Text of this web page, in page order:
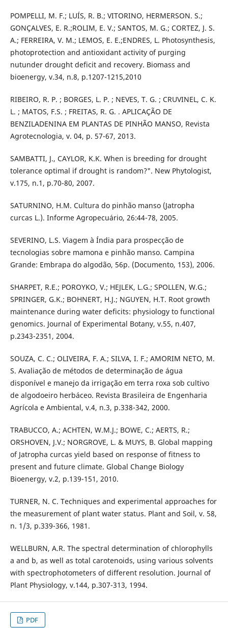
POMPELLI, M. F.; LUÍS, R. B.; VITORINO, HERMERSON. S.;
GONÇALVES, E. R.;ROLIM, E. V.; SANTOS, M. G.; CORTEZ, J. S.
A.; FERREIRA, V. M.; LEMOS, E. E.;ENDRES, L. Photosynthesis,
photoprotection and antioxidant activity of purging
nutunder drought deficit and recovery. Biomass and
bioenergy, v.34, n.8, p.1207-1215,2010
RIBEIRO, R. P. ; BORGES, L. P. ; NEVES, T. G. ; CRUVINEL, C. K.
L. ; MATOS, F.S. ; FREITAS, R. G. . APLICAÇÃO DE
BENZILADENINA EM PLANTAS DE PINHÃO MANSO, Revista
Agrotecnologia, v. 04, p. 57-67, 2013.
SAMBATTI, J., CAYLOR, K.K. When is breeding for drought
tolerance optimal if drought is random?". New Phytologist,
v.175, n.1, p.70-80, 2007.
SATURNINO, H.M. Cultura do pinhão manso (Jatropha
curcas L.). Informe Agropecuário, 26:44-78, 2005.
SEVERINO, L.S. Viagem à Índia para prospecção de
tecnologias sobre mamona e pinhão manso. Campina
Grande: Embrapa do algodão, 56p. (Documento, 153), 2006.
SHARPET, R.E.; POROYKO, V.; HEJLEK, L.G.; SPOLLEN, W.G.;
SPRINGER, G.K.; BOHNERT, H.J.; NGUYEN, H.T. Root growth
maintenance during water deficits: physiology to functional
genomics. Journal of Experimental Botany, v.55, n.407,
p.2343-2351, 2004.
SOUZA, C. C.; OLIVEIRA, F. A.; SILVA, I. F.; AMORIM NETO, M.
S. Avaliação de métodos de determinação de água
disponível e manejo da irrigação em terra roxa sob cultivo
de algodoeiro herbáceo. Revista Brasileira de Engenharia
Agrícola e Ambiental, v.4, n.3, p.338-342, 2000.
TRABUCCO, A.; ACHTEN, W.M.J.; BOWE, C.; AERTS, R.;
ORSHOVEN, J.V.; NORGROVE, L. & MUYS, B. Global mapping
of Jatropha curcas yield based on response of fitness to
present and future climate. Global Change Biology
Bioenergy, v.2, p.139-151, 2010.
TURNER, N. C. Techniques and experimental approaches for
the measurement of plant water status. Plant and Soil, v. 58,
n. 1/3, p.339-366, 1981.
WELLBURN, A.R. The spectral determination of chlorophylls
a and b, as well as total carotenoids, using various solvents
with spectrophotometers of different resolution. Journal of
Plant Physiology, v.144, p.307-313, 1994.
PDF